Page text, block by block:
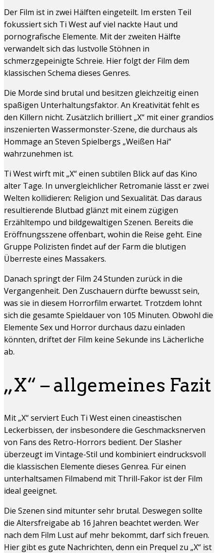
Der Film ist in zwei Hälften eingeteilt. Im ersten Teil
fokussiert sich Ti West auf viel nackte Haut und
pornografische Elemente. Mit der zweiten Hälfte
verwandelt sich das lustvolle Stöhnen in
schmerzgepeinigte Schreie. Hier folgt der Film dem
klassischen Schema dieses Genres.
Die Morde sind brutal und besitzen gleichzeitig einen
spaßigen Unterhaltungsfaktor. An Kreativität fehlt es
den Killern nicht. Zusätzlich brilliert „X“ mit einer grandios
inszenierten Wassermonster-Szene, die durchaus als
Hommage an Steven Spielbergs „Weißen Hai“
wahrzunehmen ist.
Ti West wirft mit „X“ einen subtilen Blick auf das Kino
alter Tage. In unvergleichlicher Retromanie lässt er zwei
Welten kollidieren: Religion und Sexualität. Das daraus
resultierende Blutbad glänzt mit einem zügigen
Erzähltempo und bildgewaltigen Szenen. Bereits die
Eröffnungsszene offenbart, wohin die Reise geht. Eine
Gruppe Polizisten findet auf der Farm die blutigen
Überreste eines Massakers.
Danach springt der Film 24 Stunden zurück in die
Vergangenheit. Den Zuschauern dürfte bewusst sein,
was sie in diesem Horrorfilm erwartet. Trotzdem lohnt
sich die gesamte Spieldauer von 105 Minuten. Obwohl die
Elemente Sex und Horror durchaus dazu einladen
könnten, driftet der Film keine Sekunde ins Lächerliche
ab.
„X“ – allgemeines Fazit
Mit „X“ serviert Euch Ti West einen cineastischen
Leckerbissen, der insbesondere die Geschmacksnerven
von Fans des Retro-Horrors bedient. Der Slasher
überzeugt im Vintage-Stil und kombiniert eindrucksvoll
die klassischen Elemente dieses Genrea. Für einen
unterhaltsamen Filmabend mit Thrill-Fakor ist der Film
ideal geeignet.
Die Szenen sind mitunter sehr brutal. Deswegen sollte
die Altersfreigabe ab 16 Jahren beachtet werden. Wer
nach dem Film Lust auf mehr bekommt, darf sich freuen.
Hier gibt es gute Nachrichten, denn ein Prequel zu „X“ ist